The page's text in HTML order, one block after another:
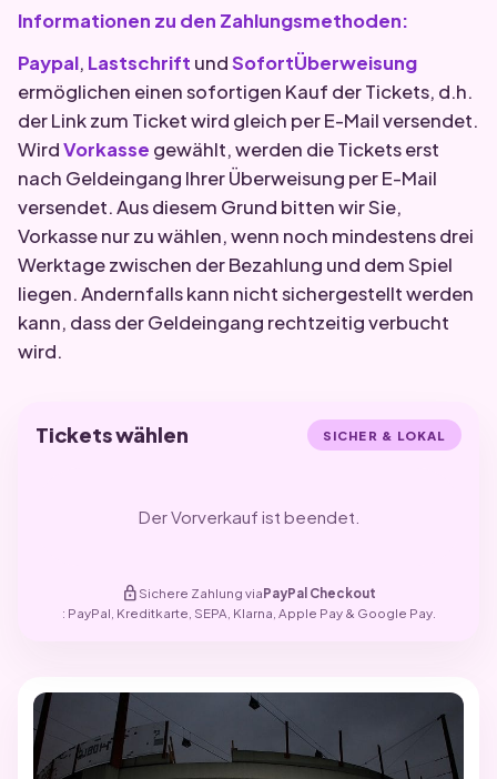
Informationen zu den Zahlungsmethoden:
Paypal, Lastschrift undSofortÜberweisung
ermöglichen einen sofortigen Kauf der Tickets, d.h.
der Link zum Ticket wird gleich per E-Mail versendet.
WirdVorkasse gewählt, werden die Tickets erst
nach Geldeingang Ihrer Überweisung per E-Mail
versendet. Aus diesem Grund bitten wir Sie,
Vorkasse nur zu wählen, wenn noch mindestens drei
Werktage zwischen der Bezahlung und dem Spiel
liegen. Andernfalls kann nicht sichergestellt werden
kann, dass der Geldeingang rechtzeitig verbucht
wird.
Tickets wählen SICHER & LOKAL
Der Vorverkauf ist beendet.
lock Sichere Zahlung viaPayPal Checkout
: PayPal, Kreditkarte, SEPA, Klarna, Apple Pay & Google Pay.